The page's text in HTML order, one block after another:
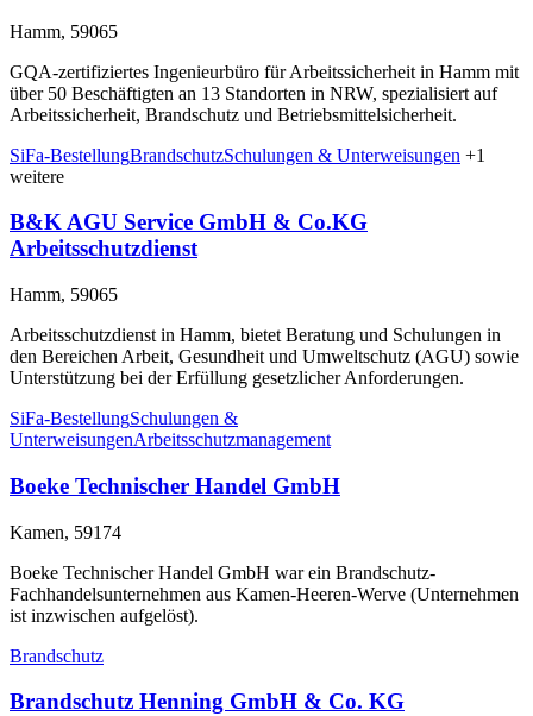
Hamm, 59065
GQA-zertifiziertes Ingenieurbüro für Arbeitssicherheit in Hamm mit
über 50 Beschäftigten an 13 Standorten in NRW, spezialisiert auf
Arbeitssicherheit, Brandschutz und Betriebsmittelsicherheit.
SiFa-BestellungBrandschutzSchulungen & Unterweisungen +1
weitere
B&K AGU Service GmbH & Co.KG
Arbeitsschutzdienst
Hamm, 59065
Arbeitsschutzdienst in Hamm, bietet Beratung und Schulungen in
den Bereichen Arbeit, Gesundheit und Umweltschutz (AGU) sowie
Unterstützung bei der Erfüllung gesetzlicher Anforderungen.
SiFa-BestellungSchulungen &
UnterweisungenArbeitsschutzmanagement
Boeke Technischer Handel GmbH
Kamen, 59174
Boeke Technischer Handel GmbH war ein Brandschutz-
Fachhandelsunternehmen aus Kamen-Heeren-Werve (Unternehmen
ist inzwischen aufgelöst).
Brandschutz
Brandschutz Henning GmbH & Co. KG